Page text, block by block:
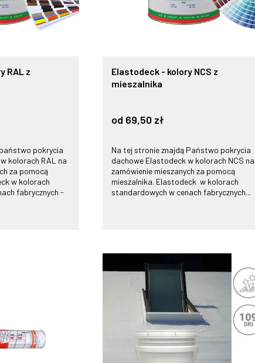
RAL z
pokrycia
kolorach RAL na
za pomocą
w kolorach
fabrycznych -
Elastodeck - kolory NCS z
mieszalnika
od 69,50 zł
Na tej stronie znajdą Państwo pokrycia
dachowe Elastodeck w kolorach NCS na
zamówienie mieszanych za pomocą
mieszalnika. Elastodeck w kolorach
standardowych w cenach fabrycznych...